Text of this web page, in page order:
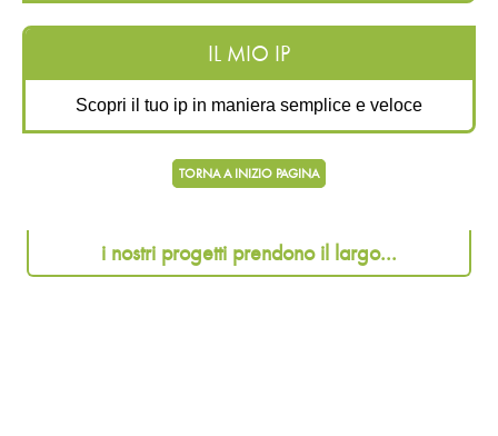
IL MIO IP
Scopri il tuo ip in maniera semplice e veloce
TORNA A INIZIO PAGINA
i nostri progetti prendono il largo...